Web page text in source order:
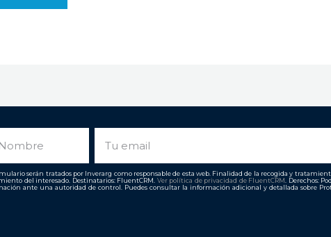
serán tratados por Inverarg como responsable de esta web. Finalidad de la recogida y
del interesado. Destinatarios: FluentCRM. Ver política de privacidad de FluentCRM. Derechos:
ante una autoridad de control. Puedes consultar la información adicional y detallada sobre